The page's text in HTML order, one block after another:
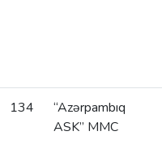
134
“Azərpambıq
ASK” MMC